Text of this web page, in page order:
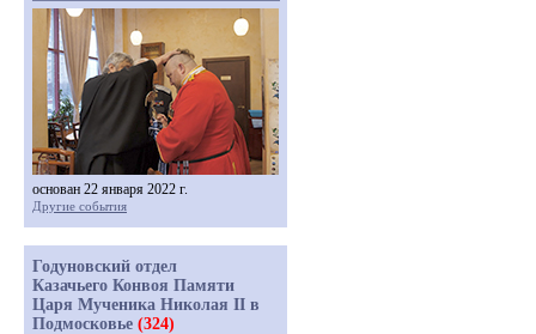
основан 22 января 2022 г.
Другие события
Годуновский отдел
Казачьего Конвоя Памяти
Царя Мученика Николая II в
Подмосковье (324)